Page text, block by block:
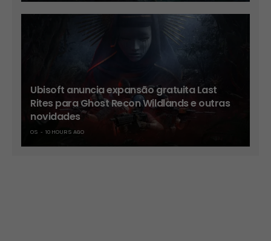
Ubisoft anuncia expansão gratuita Last
Rites para Ghost Recon Wildlands e outras
novidades
OS 10 HOURS AGO